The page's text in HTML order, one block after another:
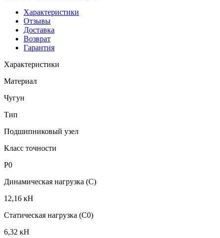
Характеристики
Отзывы
Доставка
Возврат
Гарантия
Характеристики
Материал
Чугун
Тип
Подшипниковый узел
Класс точности
P0
Динамическая нагрузка (C)
12,16 кН
Статическая нагрузка (C0)
6,32 кН